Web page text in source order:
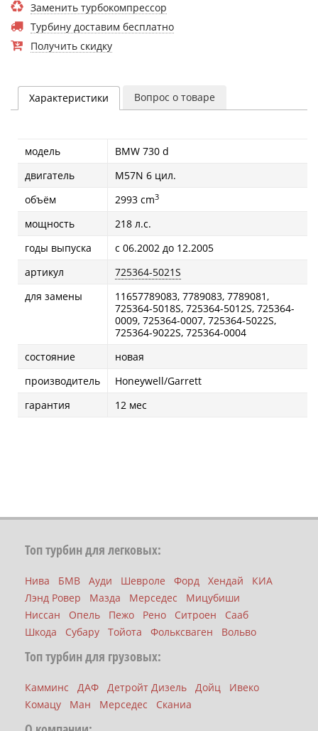
Заменить турбокомпрессор
Турбину доставим бесплатно
Получить скидку
Характеристики Вопрос о товаре
модель
BMW 730 d
двигатель
M57N 6 цил.
объём
2993 cm3
мощность
218 л.с.
годы выпуска
с 06.2002 до 12.2005
артикул
725364-5021S
для замены
11657789083, 7789083, 7789081,
725364-5018S, 725364-5012S, 725364-
0009, 725364-0007, 725364-5022S,
725364-9022S, 725364-0004
состояние
новая
производитель
Honeywell/Garrett
гарантия
12 мес
Топ турбин для легковых:
Нива БМВ Ауди Шевроле Форд Хендай
КИА
Лэнд Ровер
Мазда Мерседес
Мицубиши
Ниссан
Опель Пежо Рено Ситроен
Сааб
Шкода
Субару Тойота Фольксваген Вольво
Топ турбин для грузовых:
Камминс ДАФ Детройт Дизель Дойц
Ивеко
Комацу
Ман Мерседес Сканиа